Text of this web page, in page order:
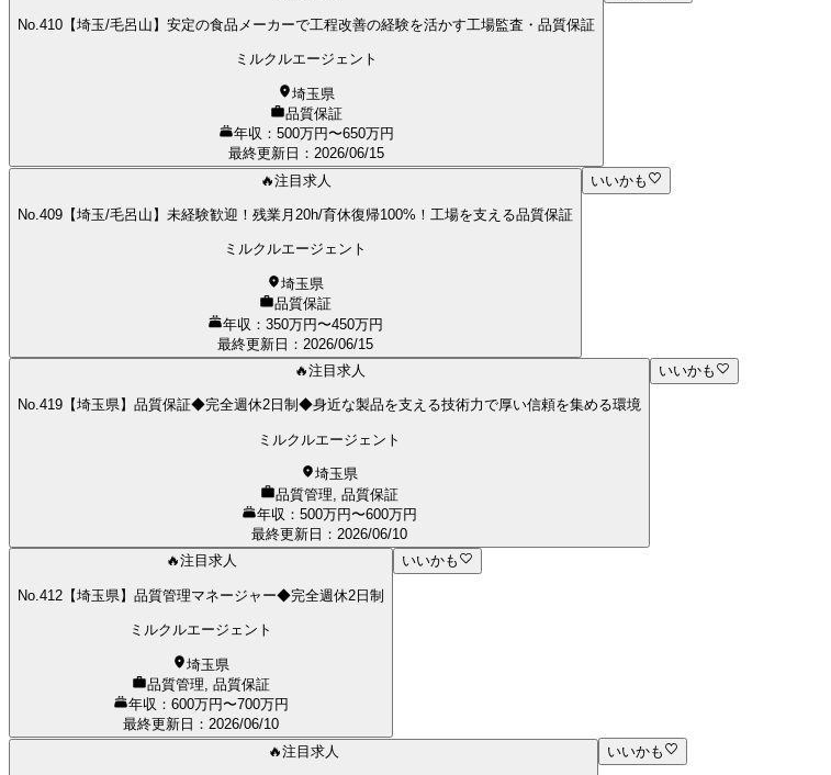
No.410【埼玉/毛呂山】安定の食品メーカーで工程改善の経験を活かす工場監査・品質保証
ミルクルエージェント
埼玉県
品質保証
年収：500万円〜650万円
最終更新日 ： 2026/06/15
🔥注目求人
No.409【埼玉/毛呂山】未経験歓迎！残業月20h/育休復帰100%！工場を支える品質保証
ミルクルエージェント
埼玉県
品質保証
年収：350万円〜450万円
最終更新日 ： 2026/06/15
いいかも
🔥注目求人
No.419【埼玉県】品質保証◆完全週休2日制◆身近な製品を支える技術力で厚い信頼を集める環境
ミルクルエージェント
埼玉県
品質管理, 品質保証
年収：500万円〜600万円
最終更新日 ： 2026/06/10
いいかも
🔥注目求人
No.412【埼玉県】品質管理マネージャー◆完全週休2日制
ミルクルエージェント
埼玉県
品質管理, 品質保証
年収：600万円〜700万円
最終更新日 ： 2026/06/10
いいかも
🔥注目求人 いいかも